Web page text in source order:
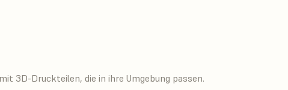
3D-Druckteilen, die in ihre Umgebung passen.